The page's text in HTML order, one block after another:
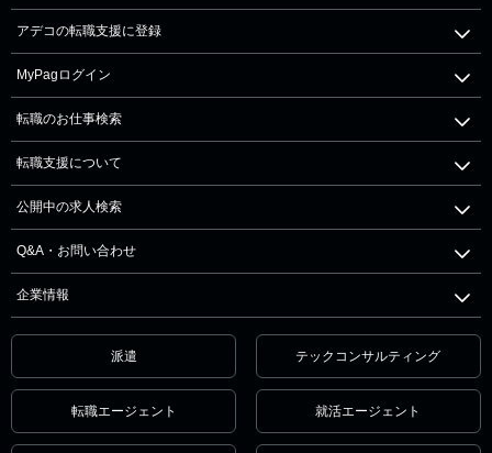
アデコの転職支援に登録
MyPagログイン
転職のお仕事検索
転職支援について
公開中の求人検索
Q&A・お問い合わせ
企業情報
派遣 テックコンサルティング
転職エージェント 就活エージェント